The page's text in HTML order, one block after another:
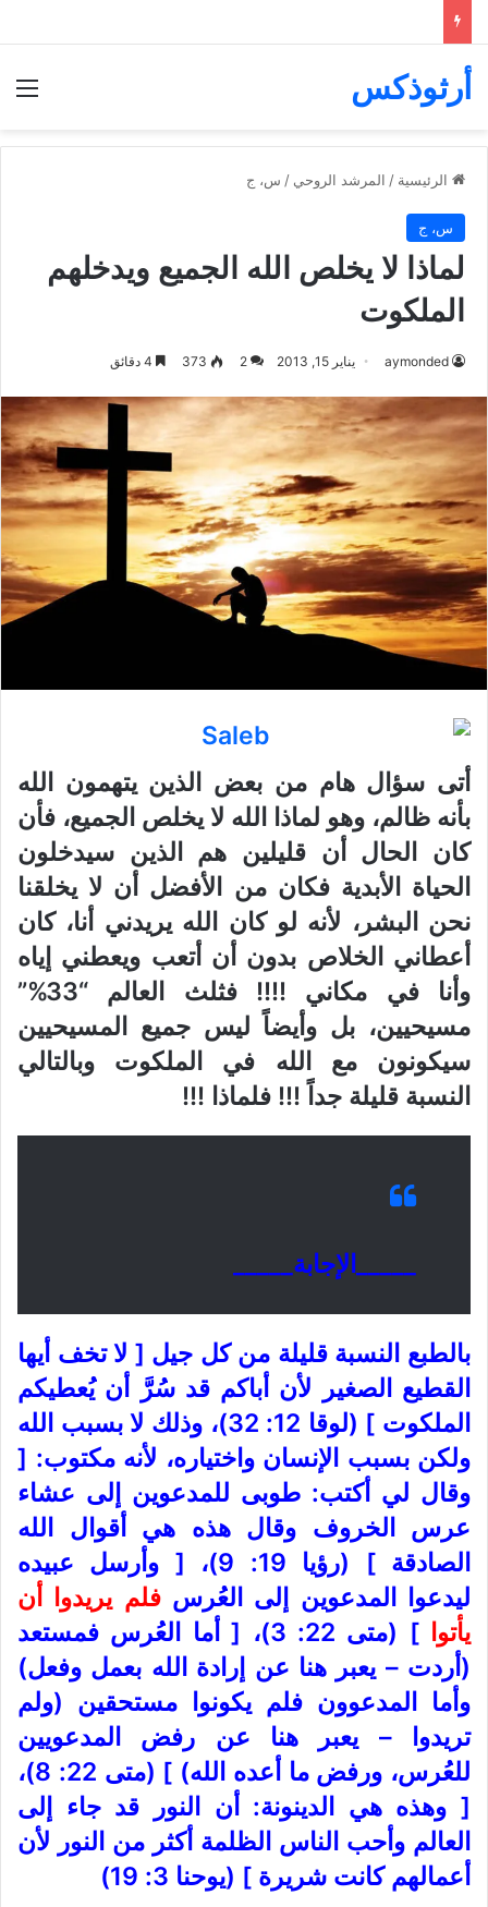
أرثوذكس
الرئيسية / المرشد الروحي / س، ج
س، ج
لماذا لا يخلص الله الجميع ويدخلهم
الملكوت
aymonded يناير 15, 2013 2
373
أتى سؤال هام من بعض الذين يتهمون الله
بأنه ظالم، وهو لماذا الله لا يخلص الجميع، فأن
كان الحال أن قليلين هم الذين سيدخلون
الحياة الأبدية فكان من الأفضل أن لا يخلقنا
نحن البشر، لأنه لو كان الله يريدني أنا، كان
أعطاني الخلاص بدون أن أتعب ويعطني إياه
وأنا في مكاني !!!! فثلث العالم “33%”
مسيحيين، بل وأيضاً ليس جميع المسيحيين
سيكونون مع الله في الملكوت وبالتالي
النسبة قليلة جداً !!! فلماذا !!!
_____الإجابة_____
بالطبع النسبة قليلة من كل جيل [ لا تخف أيها
القطيع الصغير لأن أباكم قد سُرَّ أن يُعطيكم
الملكوت ] (لوقا 12: 32)، وذلك لا بسبب الله
ولكن بسبب الإنسان واختياره، لأنه مكتوب: [
وقال لي أكتب: طوبى للمدعوين إلى عشاء
عرس الخروف وقال هذه هي أقوال الله
الصادقة ] (رؤيا 19: 9)، [ وأرسل عبيده
ليدعوا المدعوين إلى العُرس فلم يريدوا أن
يأتوا
] (متى 22: 3)، [ أما العُرس فمستعد
(أردت – يعبر هنا عن إرادة الله بعمل وفعل)
وأما المدعوون فلم يكونوا مستحقين (ولم
تريدوا – يعبر هنا عن رفض المدعويين
للعُرس، ورفض ما أعده الله) ] (متى 22: 8)،
[ وهذه هي الدينونة: أن النور قد جاء إلى
العالم وأحب الناس الظلمة أكثر من النور لأن
أعمالهم كانت شريرة ] (يوحنا 3: 19)